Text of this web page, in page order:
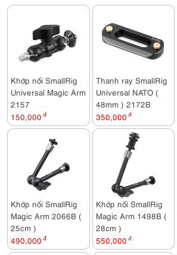
Khớp nối SmallRig
Universal Magic Arm
2157
150,000 đ
Thanh ray SmallRig
Universal NATO (
48mm ) 2172B
350,000 đ
Khớp nối SmallRig
Magic Arm 2066B (
25cm )
490,000 đ
Khớp nối SmallRig
Magic Arm 1498B (
28cm )
550,000 đ